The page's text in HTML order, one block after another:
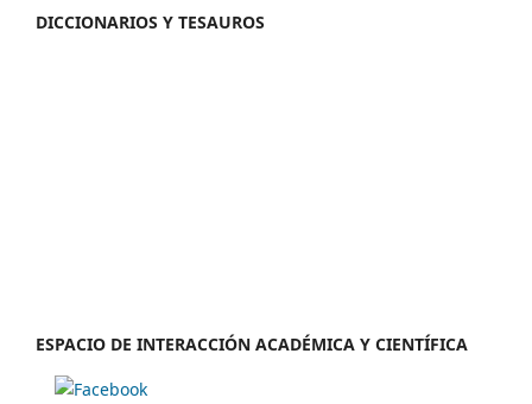
DICCIONARIOS Y TESAUROS
ESPACIO DE INTERACCIÓN ACADÉMICA Y CIENTÍFICA